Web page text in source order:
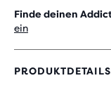
Finde deinen
ein
PRODUKTDETAILS